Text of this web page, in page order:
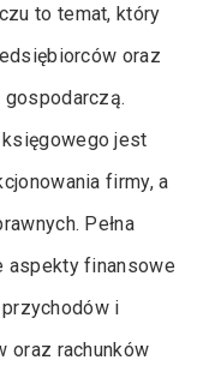
to temat, który
oraz
jest
firmy, a
Pełna
aspekty finansowe
i
oraz rachunków